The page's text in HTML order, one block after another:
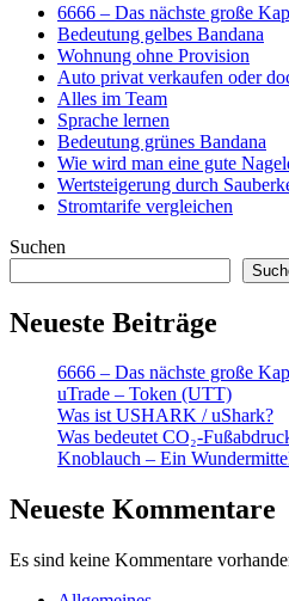
6666 – Das nächste große
Bedeutung gelbes Bandana
Wohnung ohne Provision
Auto privat verkaufen oder
Alles im Team
Sprache lernen
Bedeutung grünes Bandana
Wie wird man eine gute
Wertsteigerung durch
Stromtarife vergleichen
Suchen
Neueste Beiträge
6666 – Das nächste große
uTrade – Token (UTT)
Was ist USHARK / uShark?
Was bedeutet CO₂-
Knoblauch – Ein
Neueste Kommentare
Es sind keine Kommentare